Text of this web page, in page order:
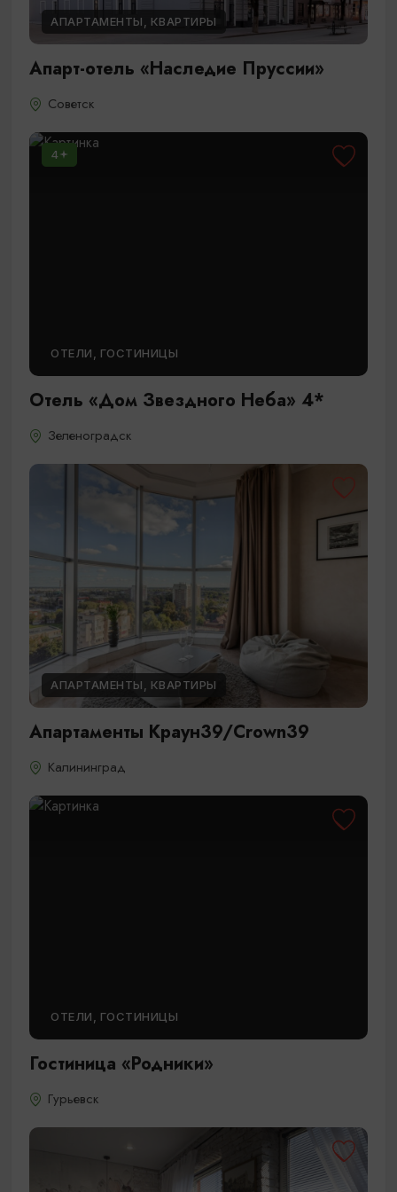
АПАРТАМЕНТЫ, КВАРТИРЫ
Апарт-отель «Наследие Пруссии»
Советск
4
ОТЕЛИ, ГОСТИНИЦЫ
Отель «Дом Звездного Неба» 4*
Зеленоградск
АПАРТАМЕНТЫ, КВАРТИРЫ
Апартаменты Краун39/Crown39
Калининград
ОТЕЛИ, ГОСТИНИЦЫ
Гостиница «Родники»
Гурьевск